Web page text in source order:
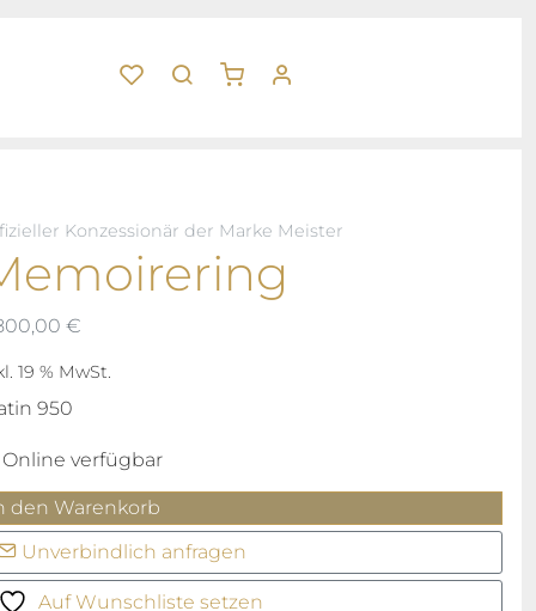
Konzessionär der Marke Meister
€
19 % MwSt.
950
Online verfügbar
den Warenkorb
Unverbindlich anfragen
Auf Wunschliste setzen